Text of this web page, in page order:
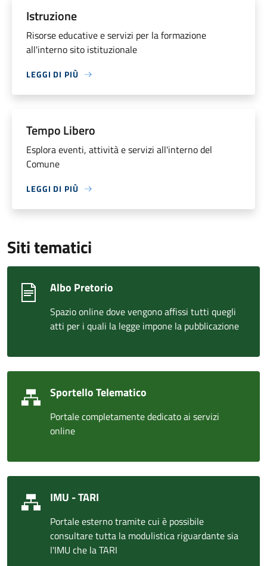
Istruzione
Risorse educative e servizi per la formazione
all'interno sito istituzionale
LEGGI DI PIÙ
Tempo Libero
Esplora eventi, attività e servizi all'interno del
Comune
LEGGI DI PIÙ
Siti tematici
Albo Pretorio
Spazio online dove vengono affissi tutti quegli
atti per i quali la legge impone la pubblicazione
Sportello Telematico
Portale completamente dedicato ai servizi
online
IMU - TARI
Portale esterno tramite cui è possibile
consultare tutta la modulistica riguardante sia
l'IMU che la TARI